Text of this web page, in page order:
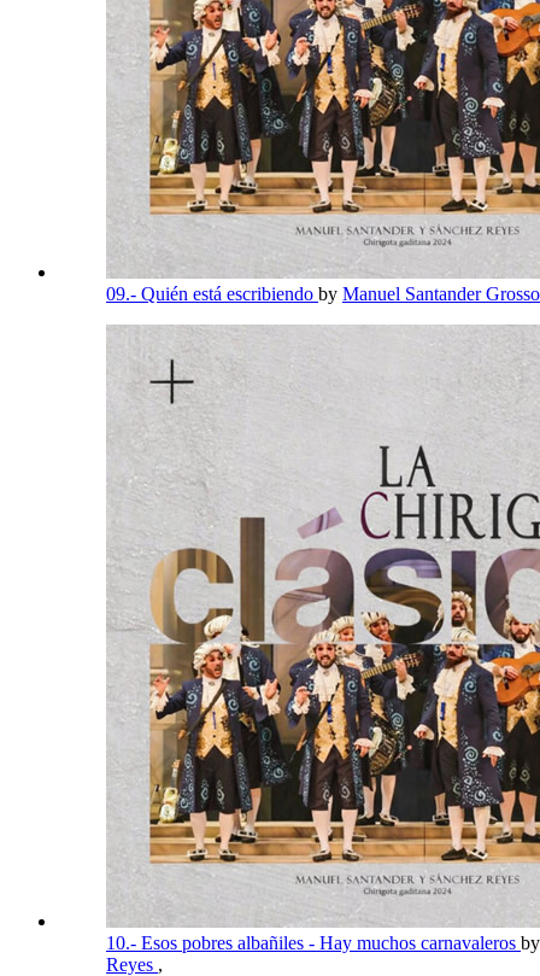
09.- Quién está escribiendo by Manuel Santander
10.- Esos pobres albañiles - Hay muchos carnavaleros
Reyes ,